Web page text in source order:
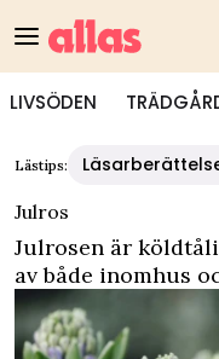
LIVSÖDEN
Lästips:
Julros
Julrosen är
av både inomhus
under vintern och
olika arter.